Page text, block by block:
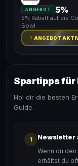
ANGEBOT 5%
5% Rabatt auf die
Bowl
ANGEBOT
Spartipps für
Hol dir die besten
Guide.
1 Newsletter
Wenn du
erhältst du